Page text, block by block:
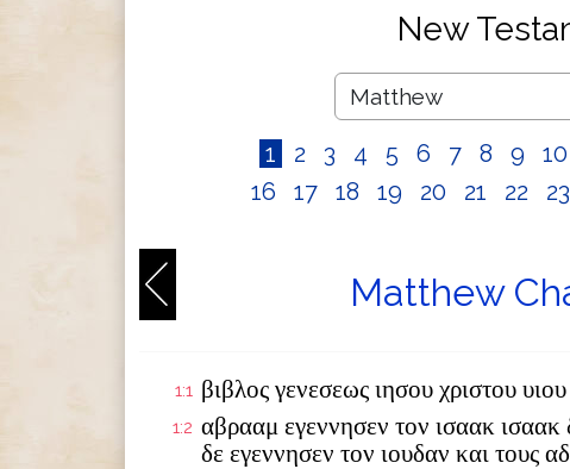
New
1 2 3 4 5 6 7 8 9 10
16
17 18 19 20 21 22 23
Matthew
1:1 βιβλος γενεσεως ιησου χριστου
1:2 αβρααμ εγεννησεν τον ισαακ
δε εγεννησεν τον ιουδαν και τους